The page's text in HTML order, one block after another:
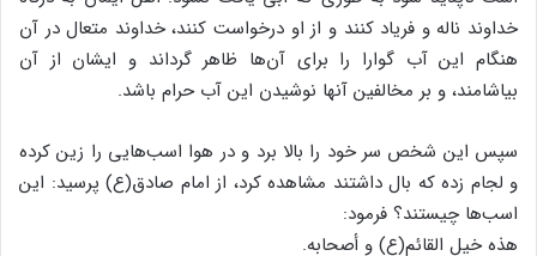
خداوند ناله و فریاد کنند و از او درخواست کنند، خداوند متعال در آن
هنگام این آب گوارا را برای آن‌ها ظاهر گرداند و ایشان از آن
بیاشامند، و بر مخالفین آنها نوشیدن این آب حرام باشد.
سپس این شخص سر خود را بالا برد و در هوا اسب‌هایی را زین کرده
و لجام زده که بال داشتند مشاهده کرد، از امام صادق(ع) پرسید: این
اسب‌ها چیستند؟ فرمود:
هذه خیل القائم(ع) و أصحابه.